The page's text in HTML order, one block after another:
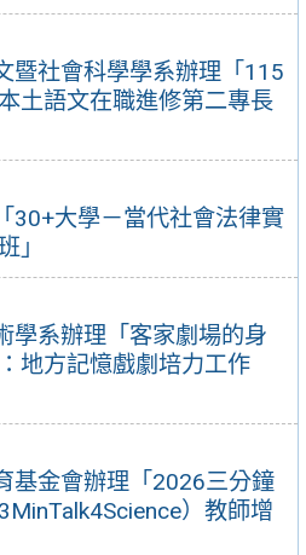
暨社會科學學系辦理「115
土語文在職進修第二專長
30+大學－當代社會法律實
」
學系辦理「客家劇場的身
地方記憶戲劇培力工作
基金會辦理「2026三分鐘
）教師增